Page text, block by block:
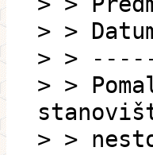
> >
> >
> >
> >